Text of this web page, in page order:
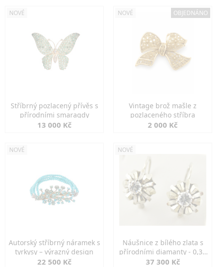
NOVÉ
Stříbrný pozlacený přívěs s
přírodními smaragdy
13 000 Kč
NOVÉ OBJEDNÁNO
Vintage brož mašle z
pozlaceného stříbra
2 000 Kč
NOVÉ
Autorský stříbrný náramek s
tyrkysy – výrazný design
22 500 Kč
NOVÉ
Náušnice z bílého zlata s
přírodními diamanty - 0,30
ct
37 300 Kč